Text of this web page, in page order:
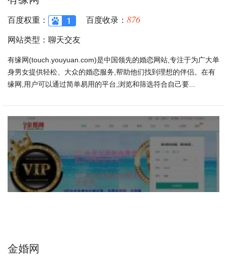
百度权重： 百度收录： 876
网站类型：聊天交友
有缘网(touch.youyuan.com)是中国领先的婚恋网站,专注于为广大单
身男女提供轻松、大众的婚恋服务,帮助他们找到理想的伴侣。在有
缘网,用户可以通过简单易用的平台,浏览和筛选符合自己要...
金婚网